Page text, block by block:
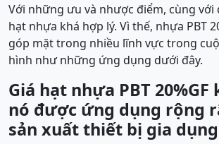
Với những ưu và nhược điểm, cùng với
hạt nhựa khá hợp lý. Vì thế, nhựa PBT
góp mặt trong nhiều lĩnh vực trong
hình như những ứng dụng dưới đây.
Giá hạt nhựa PBT 20%GF
nó được ứng dụng rộng
sản xuất thiết bị gia dụng